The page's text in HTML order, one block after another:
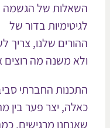
של הגשמה עצמית
בדור של
שלנו, צריך לעשות
משנה מה רוצים או
החברתי סביבתי
יצר פער בין מה
מרגישים, כמהים